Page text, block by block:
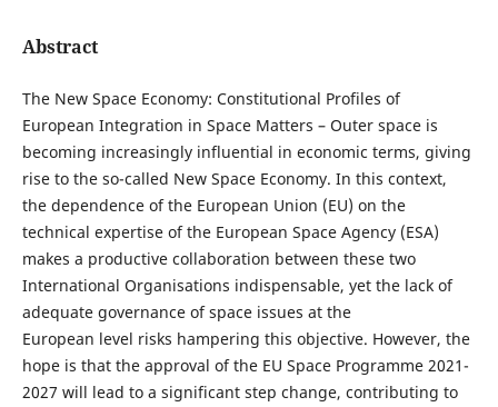
Abstract
The New Space Economy: Constitutional Profiles of
European Integration in Space Matters – Outer space is
becoming increasingly influential in economic terms, giving
rise to the so-called New Space Economy. In this context,
the dependence of the European Union (EU) on the
technical expertise of the European Space Agency (ESA)
makes a productive collaboration between these two
International Organisations indispensable, yet the lack of
adequate governance of space issues at the
European level risks hampering this objective. However, the
hope is that the approval of the EU Space Programme 2021-
2027 will lead to a significant step change, contributing to